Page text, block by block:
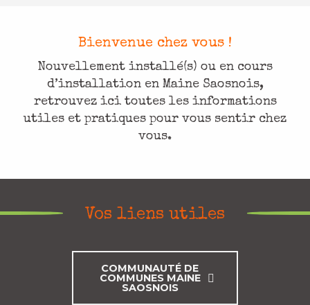
Bienvenue chez vous !
Nouvellement installé(s) ou en cours
d’installation en Maine Saosnois,
retrouvez ici toutes les informations
utiles et pratiques pour vous sentir chez
vous.
Vos liens utiles
COMMUNAUTÉ DE
COMMUNES MAINE
SAOSNOIS